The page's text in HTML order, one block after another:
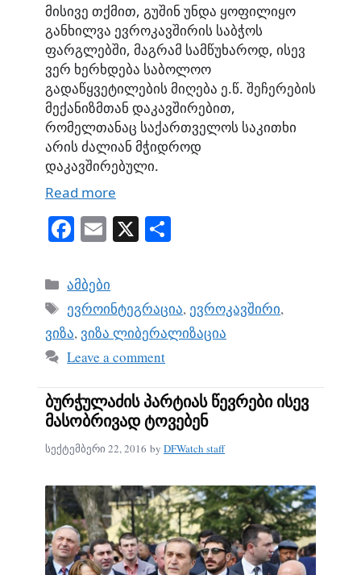
მისივე თქმით, გუშინ უნდა ყოფილიყო
განხილვა ევროკავშირის საბჭოს
ფარგლებში, მაგრამ სამწუხაროდ, ისევ
ვერ ხერხდება საბოლოო
გადაწყვეტილების მიღება ე.წ. შეჩერების
მექანიზმთან დაკავშირებით,
რომელთანაც საქართველოს საკითხი
არის ძალიან მჭიდროდ
დაკავშირებული.
Read more
Fa
ce
bo
ok
E
m
ail
X
Categories
ამბები
Tags
ევროინტეგრაცია, ევროკავშირი,
ვიზა, ვიზა ლიბერალიზაცია
Leave a comment
ბურჭულაძის პარტიას წევრები ისევ
მასობრივად ტოვებენ
სექტემბერი 22, 2016 by DFWatch staff